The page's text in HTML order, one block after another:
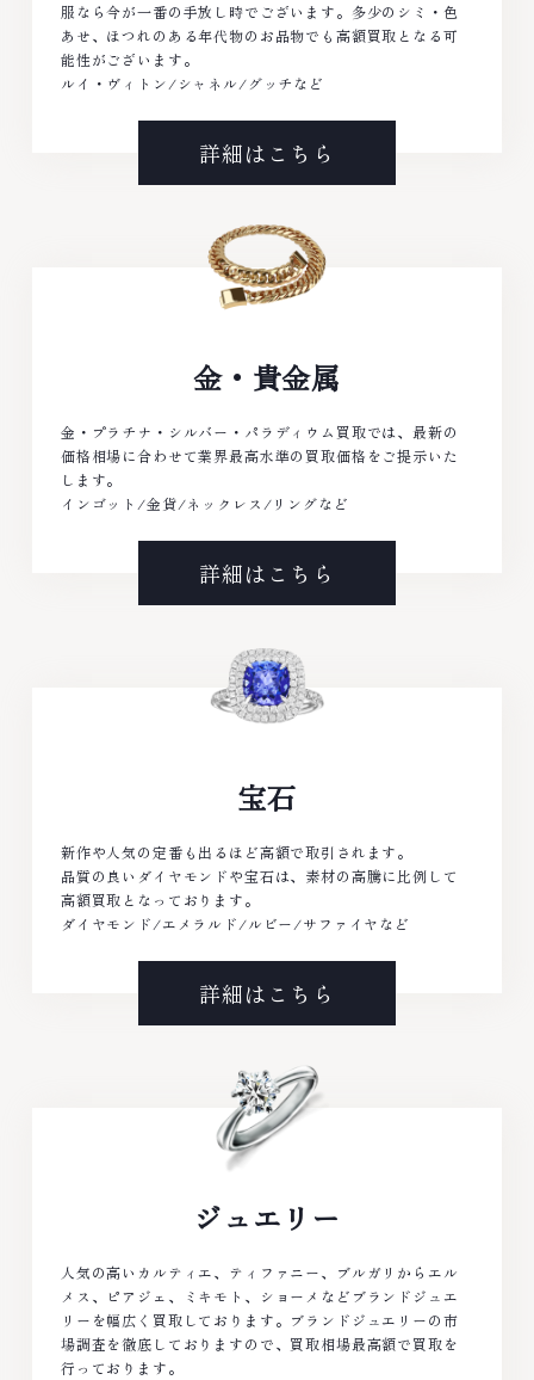
服なら今が一番の手放し時でございます。多少のシミ・色
あせ、ほつれのある年代物のお品物でも高額買取となる可
能性がございます。
ルイ・ヴィトン/シャネル/グッチなど
詳細はこちら
金・貴金属
金・プラチナ・シルバー・パラディウム買取では、最新の
価格相場に合わせて業界最高水準の買取価格をご提示いた
します。
インゴット/金貨/ネックレス/リングなど
詳細はこちら
宝石
新作や人気の定番も出るほど高額で取引されます。
品質の良いダイヤモンドや宝石は、素材の高騰に比例して
高額買取となっております。
ダイヤモンド/エメラルド/ルビー/サファイヤなど
詳細はこちら
ジュエリー
人気の高いカルティエ、ティファニー、ブルガリからエル
メス、ピアジェ、ミキモト、ショーメなどブランドジュエ
リーを幅広く買取しております。ブランドジュエリーの市
場調査を徹底しておりますので、買取相場最高額で買取を
行っております。